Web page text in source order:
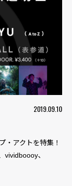
2019.09.10
・アクトを特集！
vividboooy、